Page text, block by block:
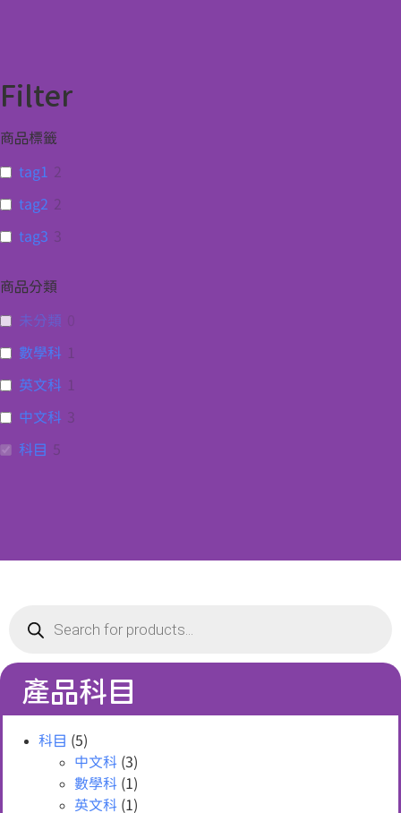
Filter
商品標籤
tag1 2
tag2 2
tag3 3
商品分類
未分類
數學科 1
英文科 1
中文科 3
科目 5
產品科目
科目 (5)
中文科 (3)
數學科 (1)
英文科 (1)